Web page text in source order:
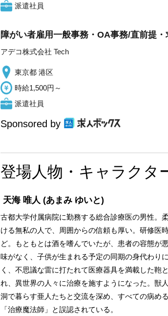
派遣社員
障がい者雇用一般事務・OA事務/直前提
アデコ株式会社 Tech
東京都 港区
時給1,500円～
派遣社員
Sponsored by
登場人物・キャラクタ
天海 唯人 (あまみ ゆいと)
古都大学付属病院に勤務する総合診療医の男性。
ける無私の人で、周囲からの信頼も厚い。研修医
ど。もともとは酒を嗜んでいたが、患者の容態が
味がなく、子供が生まれる予定の同期の身代わり
く、不思議な雷に打たれて医療器具を満載した鞄
れ、異世界の人々に治療を施すようになった。獣
洞で暮らす亜人たちと交流を深め、すべての病め
「治療魔法師」と誤認されている。